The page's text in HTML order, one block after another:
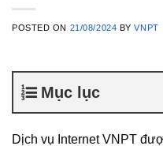
POSTED ON 21/08/2024 BYVNPT
Mục lục
Dịch vụ Internet VNPT